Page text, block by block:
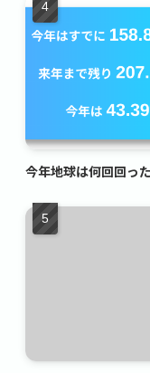
今年地球は何回回っ